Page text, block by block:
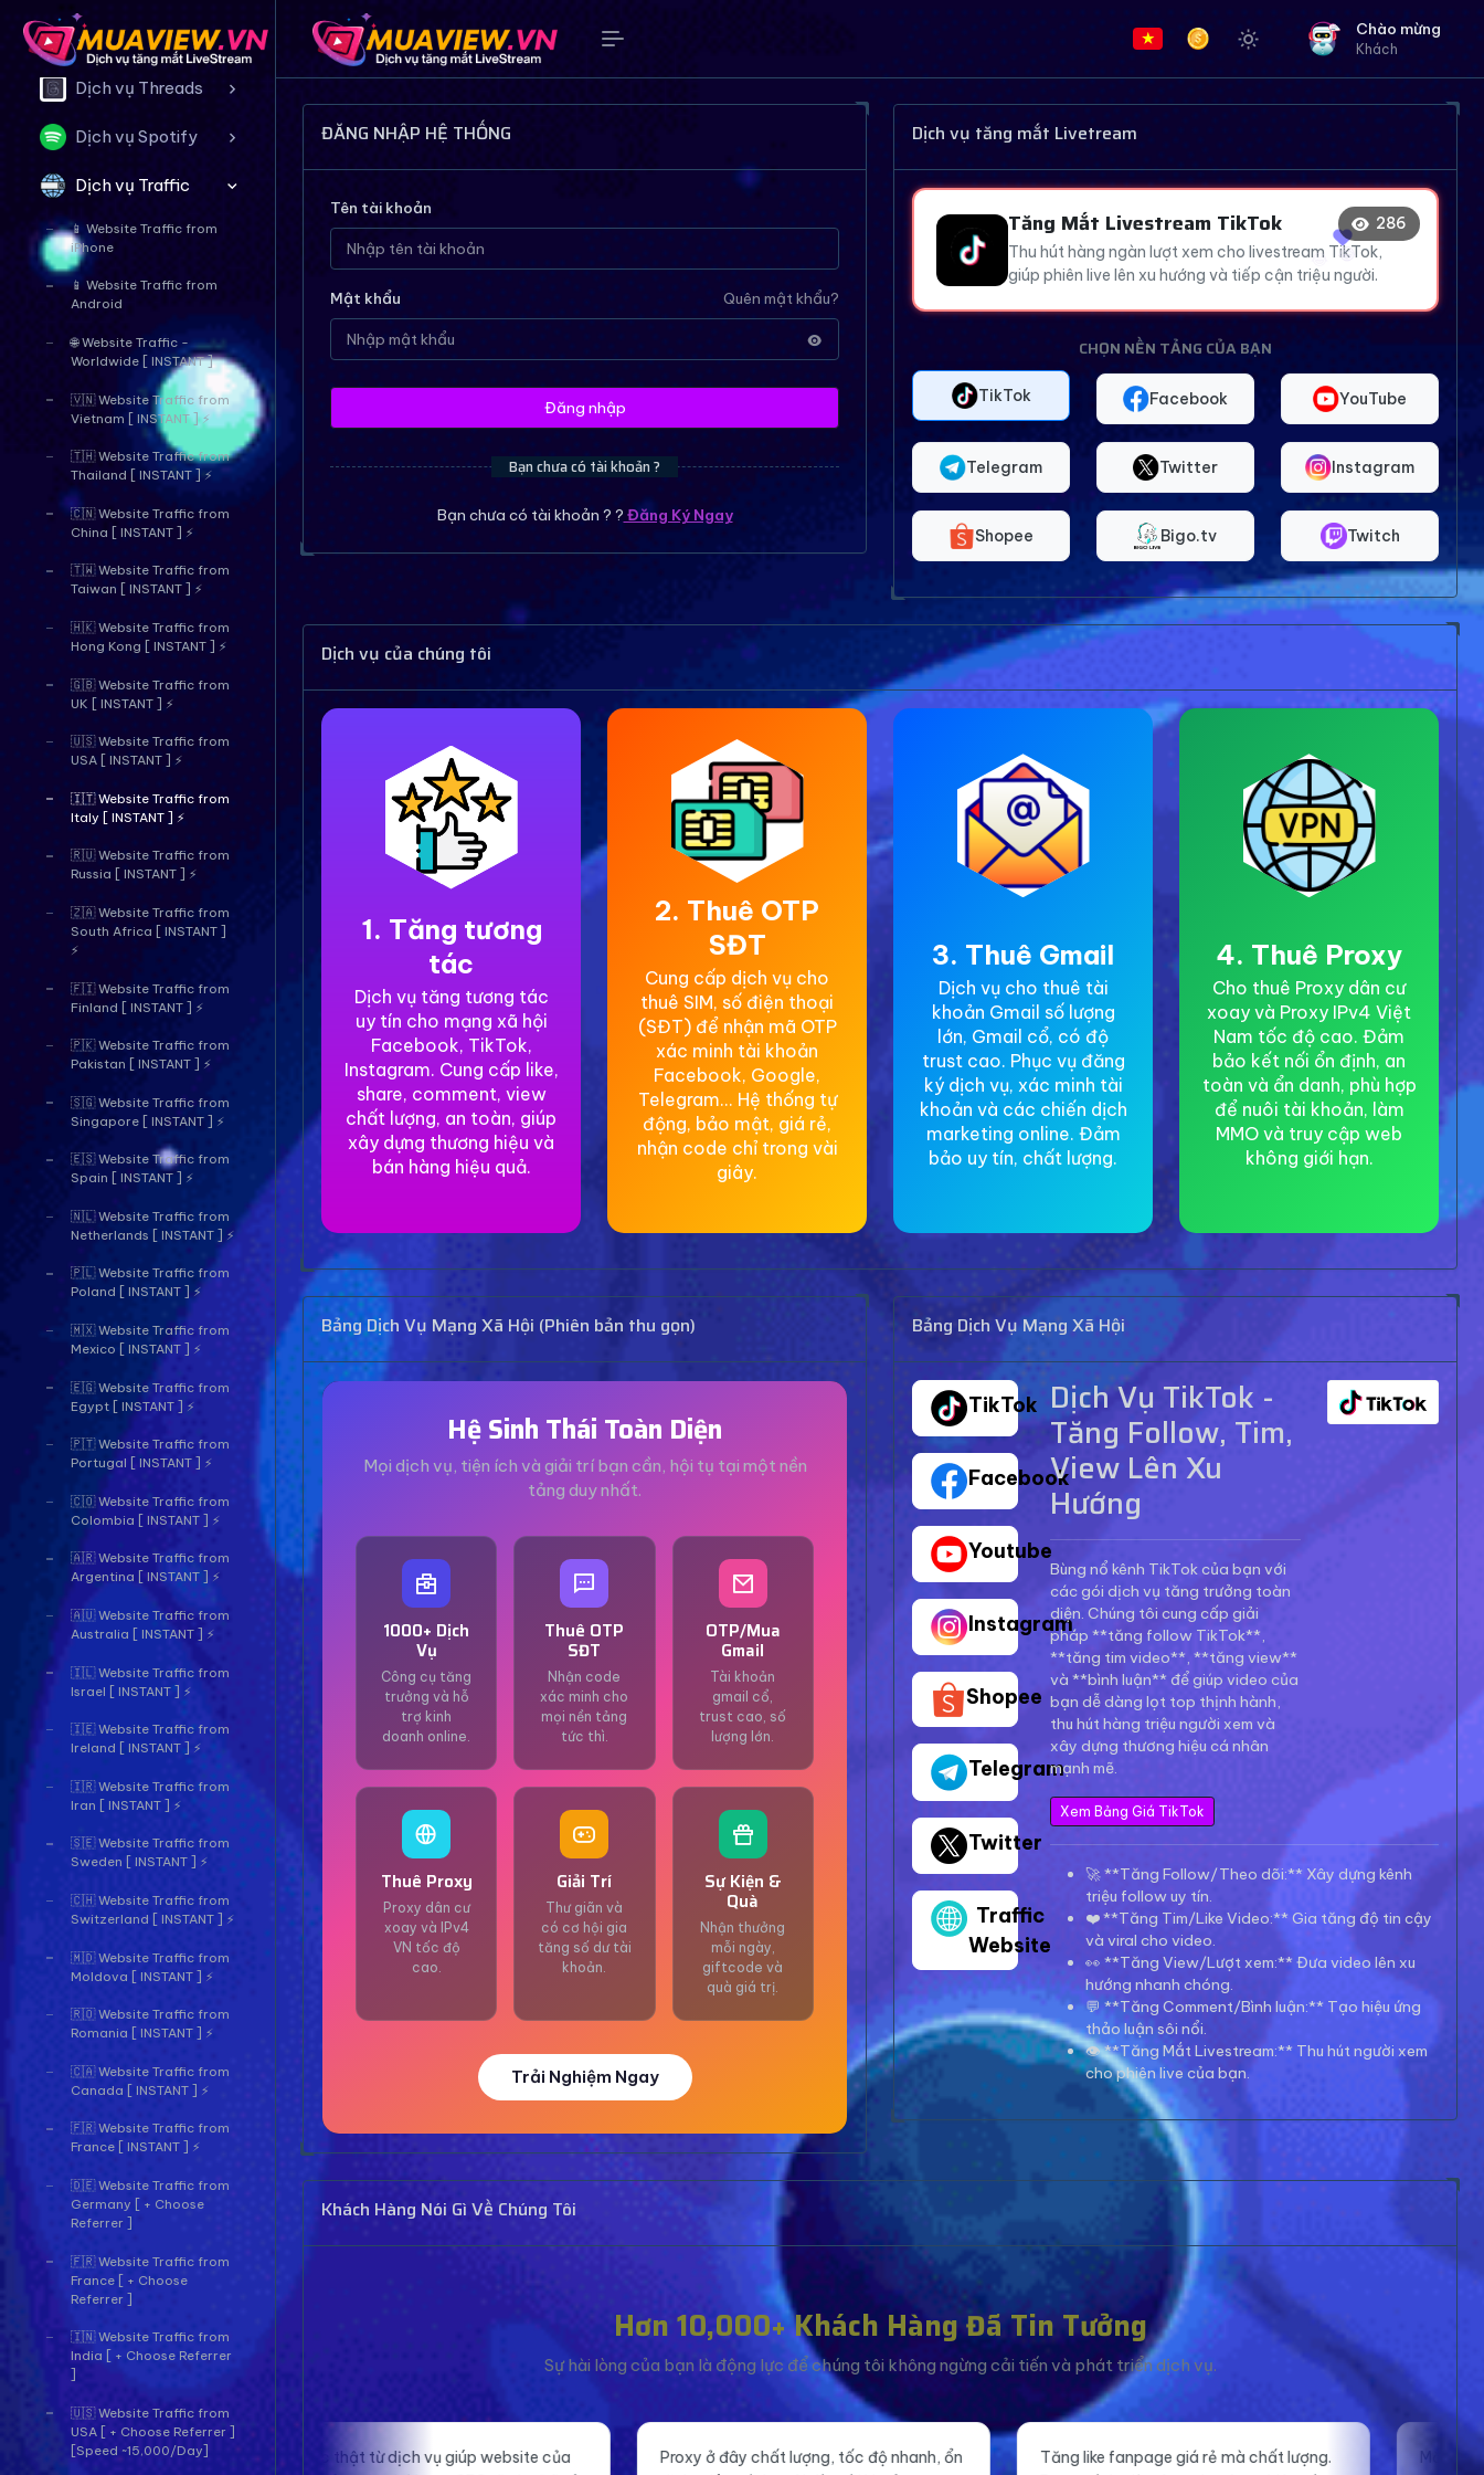
Chào mừng
Khách
Dịch vụ Twitter
Dịch vụ Threads
Dịch vụ Spotify
Dịch vụ Traffic
📱 Website Traffic from
iPhone
📱 Website Traffic from
Android
🌐 Website Traffic -
Worldwide [ INSTANT ]
🇻🇳 Website Traffic from
Vietnam [ INSTANT ] ⚡
🇹🇭 Website Traffic from
Thailand [ INSTANT ] ⚡
🇨🇳 Website Traffic from
China [ INSTANT ] ⚡
🇹🇼 Website Traffic from
Taiwan [ INSTANT ] ⚡
🇭🇰 Website Traffic from
Hong Kong [ INSTANT ] ⚡
🇬🇧 Website Traffic from
UK [ INSTANT ] ⚡
🇺🇸 Website Traffic from
USA [ INSTANT ] ⚡
🇮🇹 Website Traffic from
Italy [ INSTANT ] ⚡
🇷🇺 Website Traffic from
Russia [ INSTANT ] ⚡
🇿🇦 Website Traffic from
South Africa [ INSTANT ]
⚡
🇫🇮 Website Traffic from
Finland [ INSTANT ] ⚡
🇵🇰 Website Traffic from
Pakistan [ INSTANT ] ⚡
🇸🇬 Website Traffic from
Singapore [ INSTANT ] ⚡
🇪🇸 Website Traffic from
Spain [ INSTANT ] ⚡
🇳🇱 Website Traffic from
Netherlands [ INSTANT ] ⚡
🇵🇱 Website Traffic from
Poland [ INSTANT ] ⚡
🇲🇽 Website Traffic from
Mexico [ INSTANT ] ⚡
🇪🇬 Website Traffic from
Egypt [ INSTANT ] ⚡
🇵🇹 Website Traffic from
Portugal [ INSTANT ] ⚡
🇨🇴 Website Traffic from
Colombia [ INSTANT ] ⚡
🇦🇷 Website Traffic from
Argentina [ INSTANT ] ⚡
🇦🇺 Website Traffic from
Australia [ INSTANT ] ⚡
🇮🇱 Website Traffic from
Israel [ INSTANT ] ⚡
🇮🇪 Website Traffic from
Ireland [ INSTANT ] ⚡
🇮🇷 Website Traffic from
Iran [ INSTANT ] ⚡
🇸🇪 Website Traffic from
Sweden [ INSTANT ] ⚡
🇨🇭 Website Traffic from
Switzerland [ INSTANT ] ⚡
🇲🇩 Website Traffic from
Moldova [ INSTANT ] ⚡
🇷🇴 Website Traffic from
Romania [ INSTANT ] ⚡
🇨🇦 Website Traffic from
Canada [ INSTANT ] ⚡
🇫🇷 Website Traffic from
France [ INSTANT ] ⚡
🇩🇪 Website Traffic from
Germany [ + Choose
Referrer ]
🇫🇷 Website Traffic from
France [ + Choose
Referrer ]
🇮🇳 Website Traffic from
India [ + Choose Referrer
🇺🇸 Website Traffic from
USA [ + Choose Referrer ]
[Speed ~15,000/Day]
ĐĂNG NHẬP HỆ THỐNG
Tên tài khoản
Quên mật khẩu?
Mật khẩu
Đăng nhập
Bạn chưa có tài khoản ?
Bạn chưa có tài khoản ? ? Đăng Ký Ngay
Dịch vụ tăng mắt Livetream
Tăng Mắt Livestream TikTok
Thu hút hàng ngàn lượt xem cho livestream TikTok,
giúp phiên live lên xu hướng và tiếp cận triệu người.
290
😂
😂😂
😂
😂
CHỌN NỀN TẢNG CỦA BẠN
TikTok Facebook YouTube
Telegram Twitter Instagram
Shopee Bigo.tv Twitch
Dịch vụ của chúng tôi
1. Tăng tương
tác
Dịch vụ tăng tương tác
uy tín cho mạng xã hội
Facebook, TikTok,
Instagram. Cung cấp like,
share, comment, view
chất lượng, an toàn, giúp
xây dựng thương hiệu và
bán hàng hiệu quả.
2. Thuê OTP
SĐT
Cung cấp dịch vụ cho
thuê SIM, số điện thoại
(SĐT) để nhận mã OTP
xác minh tài khoản
Facebook, Google,
Telegram... Hệ thống tự
động, bảo mật, giá rẻ,
nhận code chỉ trong vài
giây.
3. Thuê Gmail
Dịch vụ cho thuê tài
khoản Gmail số lượng
lớn, Gmail cổ, có độ
trust cao. Phục vụ đăng
ký dịch vụ, xác minh tài
khoản và các chiến dịch
marketing online. Đảm
bảo uy tín, chất lượng.
4. Thuê Proxy
Cho thuê Proxy dân cư
xoay và Proxy IPv4 Việt
Nam tốc độ cao. Đảm
bảo kết nối ổn định, an
toàn và ẩn danh, phù hợp
để nuôi tài khoản, làm
MMO và truy cập web
không giới hạn.
Bảng Dịch Vụ Mạng Xã Hội (Phiên bản thu gọn)
Hệ Sinh Thái Toàn Diện
Mọi dịch vụ, tiện ích và giải trí bạn cần, hội tụ tại một nền
tảng duy nhất.
1000+ Dịch
Vụ
Công cụ tăng
trưởng và hỗ
trợ kinh
doanh online.
Thuê OTP
SĐT
Nhận code
xác minh cho
mọi nền tảng
tức thì.
OTP/Mua
Gmail
Tài khoản
gmail cổ,
trust cao, số
lượng lớn.
Thuê Proxy
Proxy dân cư
xoay và IPv4
VN tốc độ
cao.
Giải Trí
Thư giãn và
có cơ hội gia
tăng số dư tài
khoản.
Sự Kiện &
Quà
Nhận thưởng
mỗi ngày,
giftcode và
quà giá trị.
Trải Nghiệm Ngay
Bảng Dịch Vụ Mạng Xã Hội
TikTok
Facebook
Youtube
Instagram
Shopee
Telegram
Twitter
Traffic
Website
Dịch Vụ TikTok -
Tăng Follow, Tim,
View Lên Xu
Hướng
Bùng nổ kênh TikTok của bạn với
các gói dịch vụ tăng trưởng toàn
diện. Chúng tôi cung cấp giải
pháp **tăng follow TikTok**,
**tăng tim video**, **tăng view**
và **bình luận** để giúp video của
bạn dễ dàng lọt top thịnh hành,
thu hút hàng triệu người xem và
xây dựng thương hiệu cá nhân
mạnh mẽ.
Xem Bảng Giá TikTok
🚀 **Tăng Follow/Theo dõi:** Xây dựng kênh
triệu follow uy tín.
❤️ **Tăng Tim/Like Video:** Gia tăng độ tin cậy
và viral cho video.
👀 **Tăng View/Lượt xem:** Đưa video lên xu
hướng nhanh chóng.
💬 **Tăng Comment/Bình luận:** Tạo hiệu ứng
thảo luận sôi nổi.
👁️ **Tăng Mắt Livestream:** Thu hút người xem
cho phiên live của bạn.
Khách Hàng Nói Gì Về Chúng Tôi
Hơn 10,000+ Khách Hàng Đã Tin Tưởng
Sự hài lòng của bạn là động lực để chúng tôi không ngừng cải tiến và phát triển dịch vụ.
Traffic thật từ dịch vụ giúp website của
Proxy ở đây chất lượng, tốc độ nhanh, ổn
Tăng like fanpage giá rẻ mà chất lượng.
Mắt xem livestream ổn định, giúp